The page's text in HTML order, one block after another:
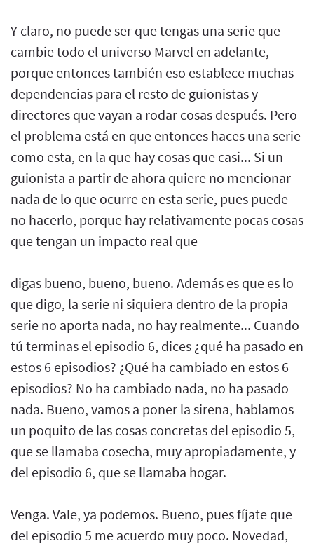
Y claro, no puede ser que tengas una serie que
cambie todo el universo Marvel en adelante,
porque entonces también eso establece muchas
dependencias para el resto de guionistas y
directores que vayan a rodar cosas después. Pero
el problema está en que entonces haces una serie
como esta, en la que hay cosas que casi... Si un
guionista a partir de ahora quiere no mencionar
nada de lo que ocurre en esta serie, pues puede
no hacerlo, porque hay relativamente pocas cosas
que tengan un impacto real que
digas bueno, bueno, bueno. Además es que es lo
que digo, la serie ni siquiera dentro de la propia
serie no aporta nada, no hay realmente... Cuando
tú terminas el episodio 6, dices ¿qué ha pasado en
estos 6 episodios? ¿Qué ha cambiado en estos 6
episodios? No ha cambiado nada, no ha pasado
nada. Bueno, vamos a poner la sirena, hablamos
un poquito de las cosas concretas del episodio 5,
que se llamaba cosecha, muy apropiadamente, y
del episodio 6, que se llamaba hogar.
Venga. Vale, ya podemos. Bueno, pues fíjate que
del episodio 5 me acuerdo muy poco. Novedad,